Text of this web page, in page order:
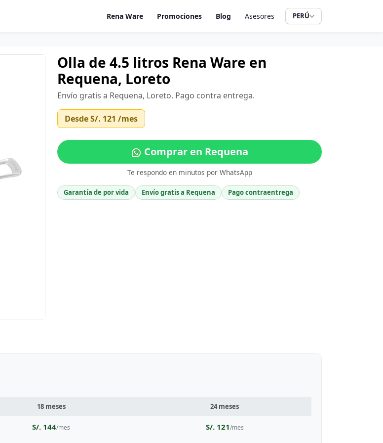
Rena Ware Promociones Blog Asesores PERÚ
Olla de 4.5 litros Rena Ware en
Requena, Loreto
Envío gratis a Requena, Loreto. Pago contra entrega.
DesdeS/. 121 /mes
Comprar en Requena
Te respondo en minutos por WhatsApp
Garantía de por vida Envío gratis a Requena Pago contraentrega
18 meses 24 meses
S/. 144/mes S/. 121/mes